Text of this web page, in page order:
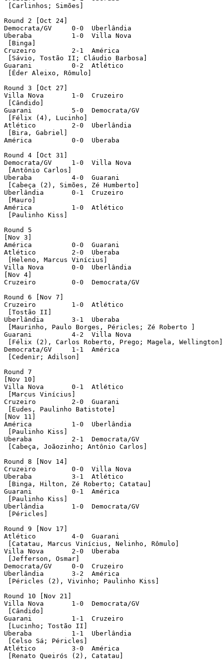
[Carlinhos; Simões]
Round 2 [Oct 24]
Democrata/GV	 0-0  Uberlândia
Uberaba		 1-0  Villa Nova
[Binga]
Cruzeiro	 2-1  América
[Sávio, Tostão II; Cláudio Barbosa]
Guarani		 0-2  Atlético
[Éder Aleixo, Rômulo]
Round 3 [Oct 27]
Villa Nova	 1-0  Cruzeiro
[Cândido]
Guarani		 5-0  Democrata/GV
[Félix (4), Lucinho]
Atlético	 2-0  Uberlândia
[Bira, Gabriel]
América	 	 0-0  Uberaba
Round 4 [Oct 31]
Democrata/GV	 1-0  Villa Nova
[Antônio Carlos]
Uberaba		 4-0  Guarani
[Cabeça (2), Simões, Zé Humberto]
Uberlândia	 0-1  Cruzeiro
[Mauro]
América	 	 1-0  Atlético
[Paulinho Kiss]
Round 5
[Nov 3]
América	 	 0-0  Guarani
Atlético	 2-0  Uberaba
[Heleno, Marcus Vinícius]
Villa Nova	 0-0  Uberlândia
[Nov 4]
Cruzeiro	 0-0  Democrata/GV
Round 6 [Nov 7]
Cruzeiro	 1-0  Atlético
[Tostão II]
Uberlândia	 3-1  Uberaba
[Maurinho, Paulo Borges, Péricles; Zé Roberto ]
Guarani		 4-2  Villa Nova
[Félix (2), Carlos Roberto, Prego; Magela, Wellington]
Democrata/GV	 1-1  América
[Cedenir; Adilson]
Round 7
[Nov 10]
Villa Nova	 0-1  Atlético
[Marcus Vinícius]
Cruzeiro	 2-0  Guarani
[Eudes, Paulinho Batistote]
[Nov 11]
América	 	 1-0  Uberlândia
[Paulinho Kiss]
Uberaba		 2-1  Democrata/GV
[Cabeça, Joãozinho; Antônio Carlos]
Round 8 [Nov 14]
Cruzeiro	 0-0  Villa Nova
Uberaba		 3-1  Atlético
[Binga, Hilton, Zé Roberto; Catatau]
Guarani		 0-1  América
[Paulinho Kiss]
Uberlândia	 1-0  Democrata/GV
[Péricles]
Round 9 [Nov 17]
Atlético	 4-0  Guarani
[Catatau, Marcus Vinícius, Nelinho, Rômulo]
Villa Nova	 2-0  Uberaba
[Jefferson, Osmar]
Democrata/GV	 0-0  Cruzeiro
Uberlândia	 3-2  América
[Péricles (2), Vivinho; Paulinho Kiss]
Round 10 [Nov 21]
Villa Nova	 1-0  Democrata/GV
[Cândido]
Guarani		 1-1  Cruzeiro
[Lucinho; Tostão II]
Uberaba		 1-1  Uberlândia
[Celso Sá; Péricles]
Atlético	 3-0  América
[Renato Queirós (2), Catatau]